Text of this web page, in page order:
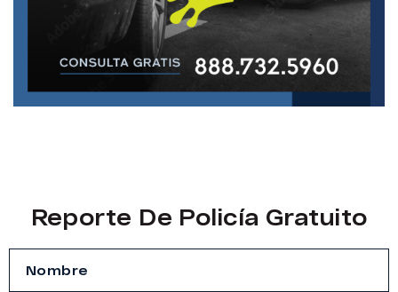
Reporte De Policía Gratuito